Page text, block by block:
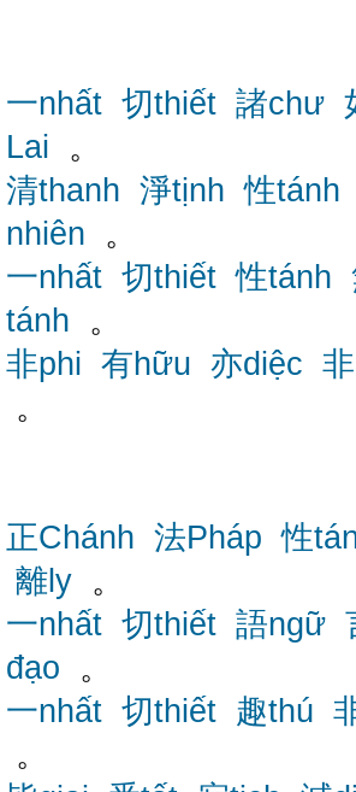
一nhất 切thiết 諸chư
Lai 。
清thanh 淨tịnh 性tánh
nhiên 。
一nhất 切thiết 性tánh
tánh 。
非phi 有hữu 亦diệc
。
正Chánh 法Pháp 性
離ly 。
一nhất 切thiết 語ngữ
đạo 。
一nhất 切thiết 趣thú
。